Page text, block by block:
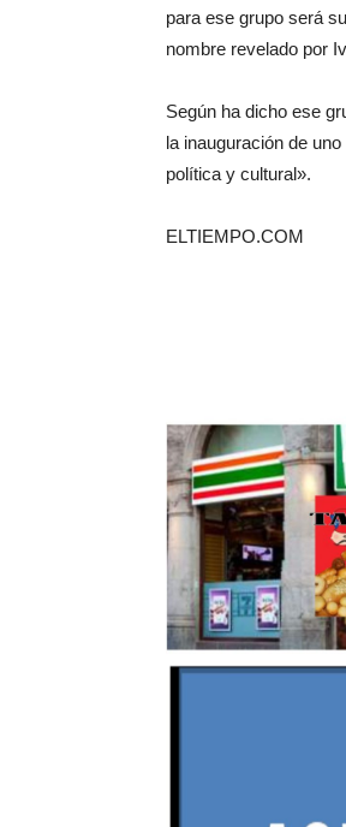
para ese grupo será
nombre revelado por
Según ha dicho ese
la inauguración de
política y cultural».
ELTIEMPO.COM